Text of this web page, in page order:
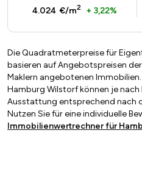
4.024 €/m2 + 3,22%
Die Quadratmeterpreise für
basieren auf Angebotspreisen
Maklern angebotenen
Hamburg Wilstorf können je
Ausstattung entsprechend nach
Nutzen Sie für eine individuelle
Immobilienwertrechner für